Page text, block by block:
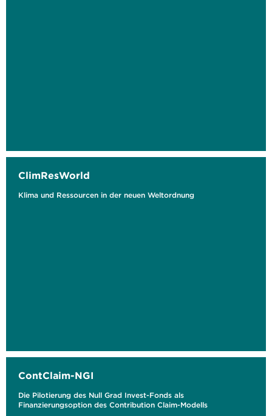
ClimResWorld
Klima und Ressourcen in der neuen Weltordnung
ContClaim-NGI
Die Pilotierung des Null Grad Invest-Fonds als
Finanzierungsoption des Contribution Claim-Modells